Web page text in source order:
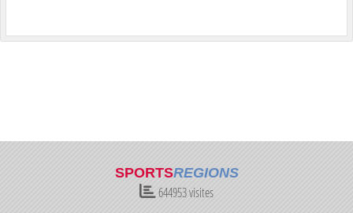
SPORTSREGIONS
644953visites